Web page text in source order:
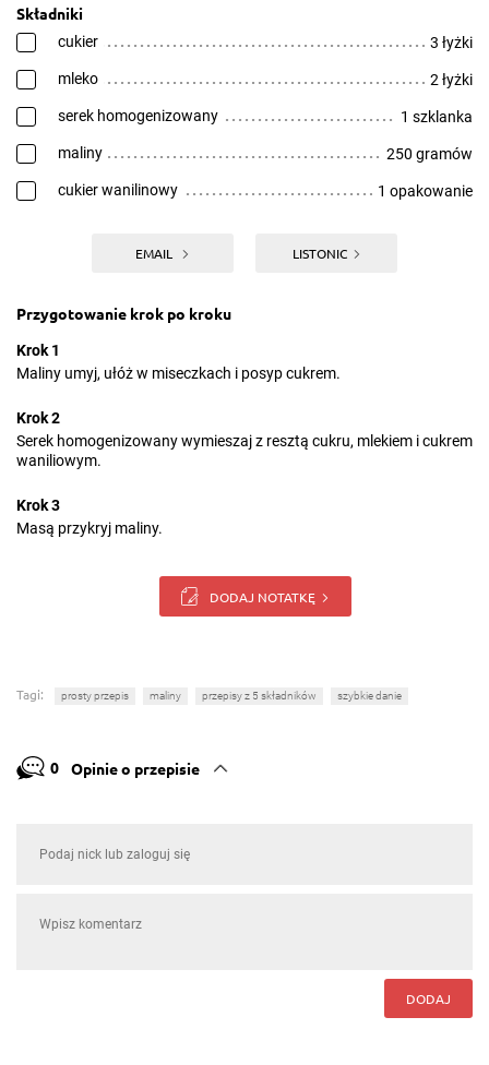
Składniki
cukier 3 łyżki
mleko 2 łyżki
serek homogenizowany 1 szklanka
maliny 250 gramów
cukier wanilinowy 1 opakowanie
EMAIL LISTONIC
Przygotowanie krok po kroku
Krok 1
Maliny umyj, ułóż w miseczkach i posyp cukrem.
Krok 2
Serek homogenizowany wymieszaj z resztą cukru, mlekiem i cukrem
waniliowym.
Krok 3
Masą przykryj maliny.
DODAJ NOTATKĘ
Tagi: prosty przepis maliny przepisy z 5 składników szybkie danie
0 Opinie o przepisie
DODAJ